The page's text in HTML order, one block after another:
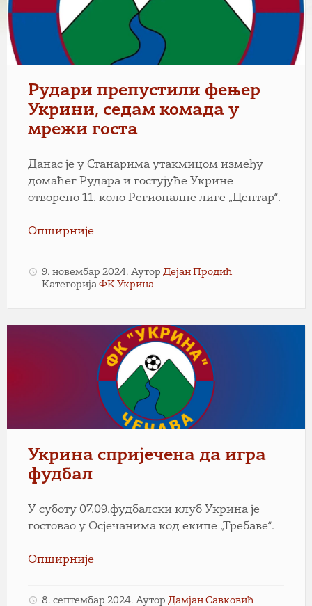
Рудари препустили фењер
Укрини, седам комада у
мрежи госта
Данас је у Станарима утакмицом између
домаћег Рудара и гостујуће Укрине
отворено 11. коло Регионалне лиге „Центар“.
Опширније
9. новембар 2024. Аутор Дејан Продић
Категорија ФК Укрина
Укрина спријечена да игра
фудбал
У суботу 07.09.фудбалски клуб Укрина је
гостовао у Осјечанима код екипе „Требаве“.
Опширније
8. септембар 2024. Аутор Дамјан Савковић